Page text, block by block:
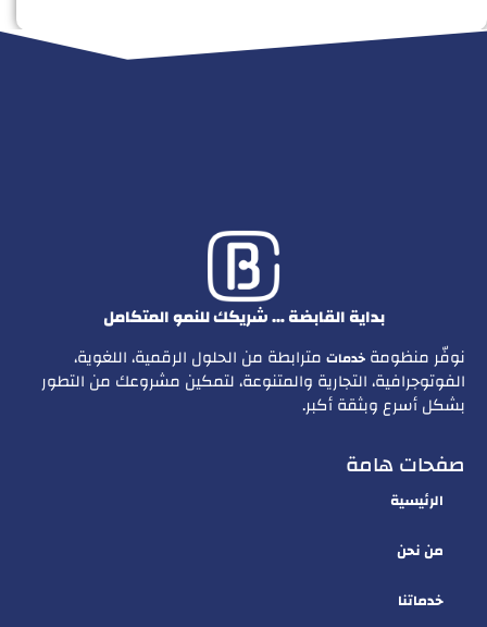
بداية القابضة … شريكك للنمو المتكامل
نوفّر منظومة خدمات مترابطة من الحلول الرقمية، اللغوية،
الفوتوجرافية، التجارية والمتنوعة، لتمكين مشروعك من التطور
بشكل أسرع وبثقة أكبر.
صفحات هامة
الرئيسية
من نحن
خدماتنا